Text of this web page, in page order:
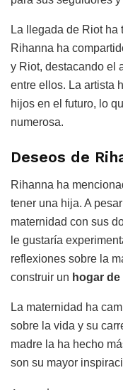
La llegada de Riot ha
Rihanna ha
y Riot, destacando el
entre ellos. La artista
hijos en el futuro, lo
numerosa.
Deseos de
Rihanna ha
tener una hija. A
maternidad con sus
le gustaría
reflexiones sobre la
construir un hogar
La maternidad ha
sobre la vida y su
madre la ha hecho
son su mayor